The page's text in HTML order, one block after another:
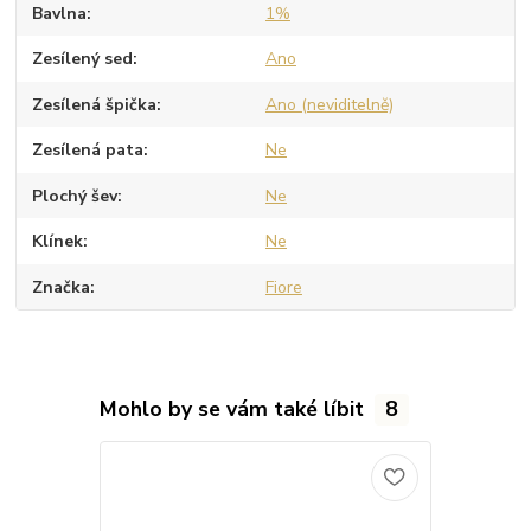
Bavlna 1%
Zesílený sed Ano
Zesílená špička Ano (neviditelně)
Zesílená pata Ne
Plochý šev Ne
Klínek Ne
Značka Fiore
Mohlo by se vám také líbit 8